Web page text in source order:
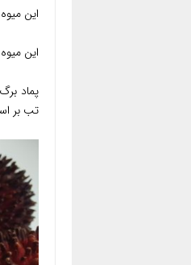
این
این
پماد
تب بر